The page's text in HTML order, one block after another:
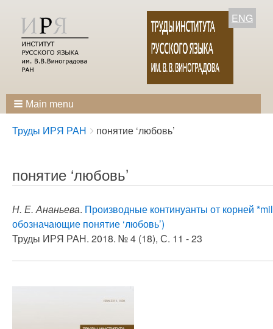
ENG
Main menu
Breadcrumbs
You
Труды ИРЯ РАН понятие ‘любовь’
понятие ‘любовь’
Н. Е. Ананьева. Производные континуанты от корней
обозначающие понятие ‘любовь’)
Труды ИРЯ РАН. 2018. № 4 (18), С. 11 - 23